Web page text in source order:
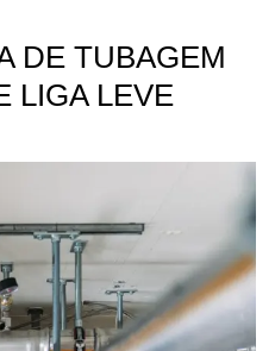
DE TUBAGEM
LIGA LEVE